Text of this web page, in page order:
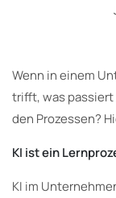
Wenn in einem
trifft, was passiert
den Prozessen?
KI ist ein
KI im